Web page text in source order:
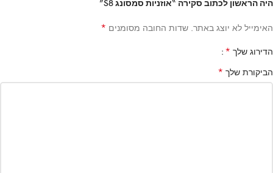
היה הראשון לכתוב סקירה “אוזניות סמסונג S8”
האימייל לא יוצג באתר. שדות החובה מסומנים *
הדירוג שלך *
הביקורת שלך *